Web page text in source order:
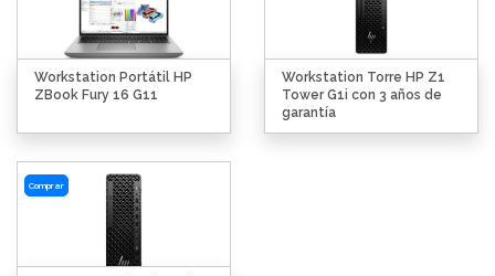
Workstation Portátil HP
ZBook Fury 16 G11
Workstation Torre HP Z1
Tower G1i con 3 años de
garantía
Comprar